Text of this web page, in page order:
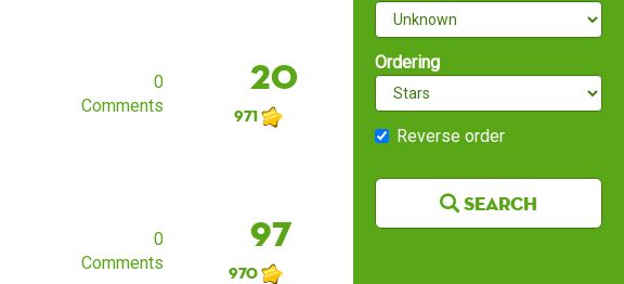
Ordering
Reverse order
Search
0
Comments
20
971
0
Comments
97
970